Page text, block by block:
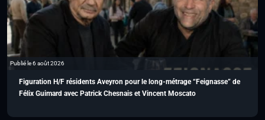
Publié le 6 août 2026
Figuration H/F résidents Aveyron pour le long-métrage “Feignasse” de
Félix Guimard avec Patrick Chesnais et Vincent Moscato